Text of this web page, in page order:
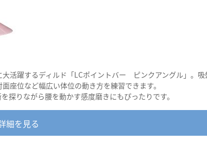
活躍するディルド「LCポイントバー ピンクアングル」。吸
座位など幅広い体位の動き方を練習できます。
探りながら腰を動かす感度磨きにもぴったりです。
細を見る